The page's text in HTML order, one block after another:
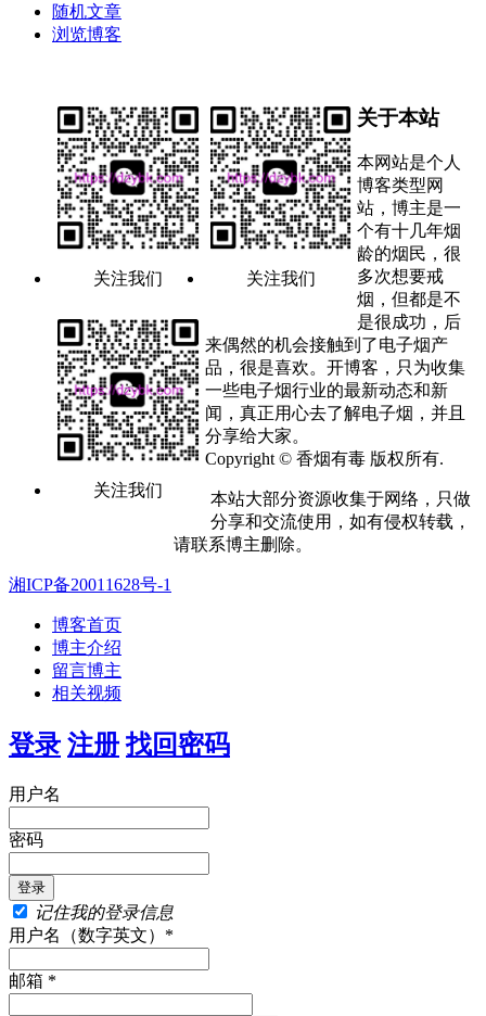
随机文章
浏览博客
关注我们 关注我们
关注我们
关于本站
本网站是个人
博客类型网
站，博主是一
个有十几年烟
龄的烟民，很
多次想要戒
烟，但都是不
是很成功，后
来偶然的机会接触到了电子烟产
品，很是喜欢。开博客，只为收集
一些电子烟行业的最新动态和新
闻，真正用心去了解电子烟，并且
分享给大家。
Copyright © 香烟有毒 版权所有.
本站大部分资源收集于网络，只做
分享和交流使用，如有侵权转载，
请联系博主删除。
湘ICP备20011628号-1
博客首页
博主介绍
留言博主
相关视频
登录 注册 找回密码
用户名
密码
记住我的登录信息
用户名（数字英文）*
邮箱 *